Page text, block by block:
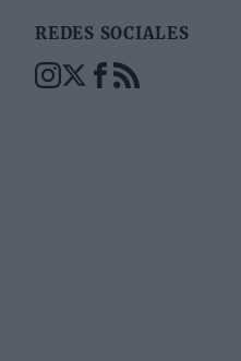
REDES SOCIALES